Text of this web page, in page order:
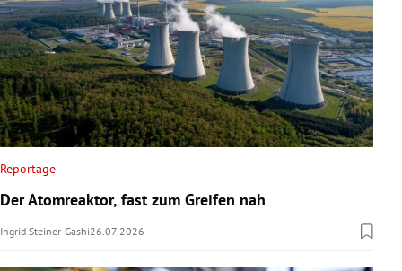
Reportage
Der Atomreaktor, fast zum Greifen nah
Ingrid Steiner-Gashi26.07.2026